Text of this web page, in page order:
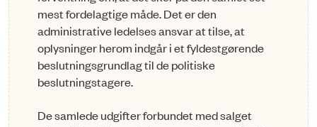
mest fordelagtige måde. Det er den
administrative ledelses ansvar at tilse, at
oplysninger herom indgår i et fyldestgørende
beslutningsgrundlag til de politiske
beslutningstagere.
De samlede udgifter forbundet med salget